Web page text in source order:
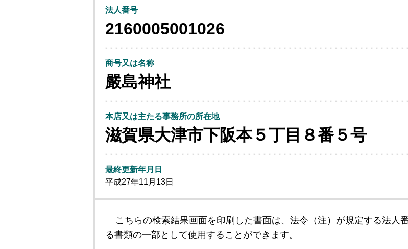
法人番号
2160005001026
商号又は名称
嚴島神社
本店又は主たる事務所の所在地
滋賀県大津市下阪本５丁目８番５号
最終更新年月日
平成27年11月13日
こちらの検索結果画面を印刷した書面は、法令（注）が規定する法人
る書類の一部として使用することができます。